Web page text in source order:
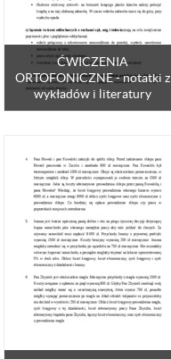
ĆWICZENIA
ORTOFONICZNE - notatki z
wykładów i literatury